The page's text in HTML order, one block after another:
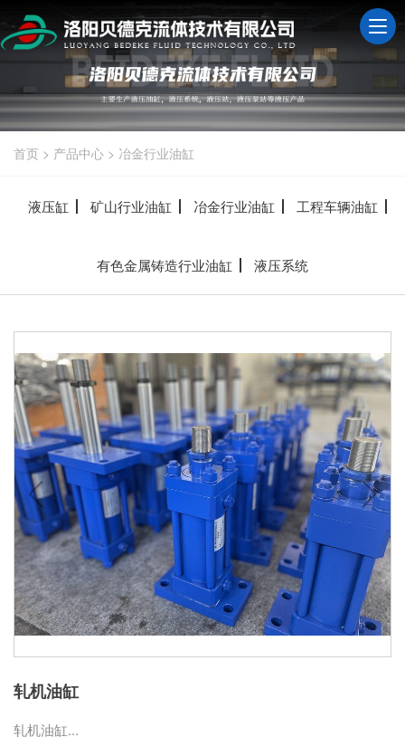
首页 > 产品中心 > 冶金行业油缸
液压缸 矿山行业油缸 冶金行业油缸 工程车辆油缸
有色金属铸造行业油缸 液压系统
轧机油缸
轧机油缸...